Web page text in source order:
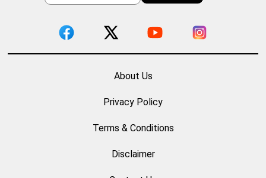
About Us
Privacy Policy
Terms & Conditions
Disclaimer